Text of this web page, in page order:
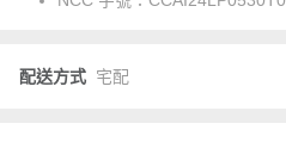
配送方式 宅配